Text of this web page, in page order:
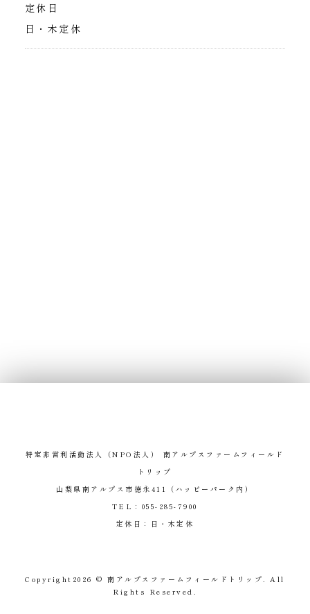
定休日
日・木定休
特定非営利活動法人（NPO法人） 南アルプスファームフィールド
トリップ
山梨県南アルプス市徳永411（ハッピーパーク内）
TEL： 055-285-7900
定休日：日・木定休
Copyright 2026 © 南アルプスファームフィールドトリップ. All
Rights Reserved.